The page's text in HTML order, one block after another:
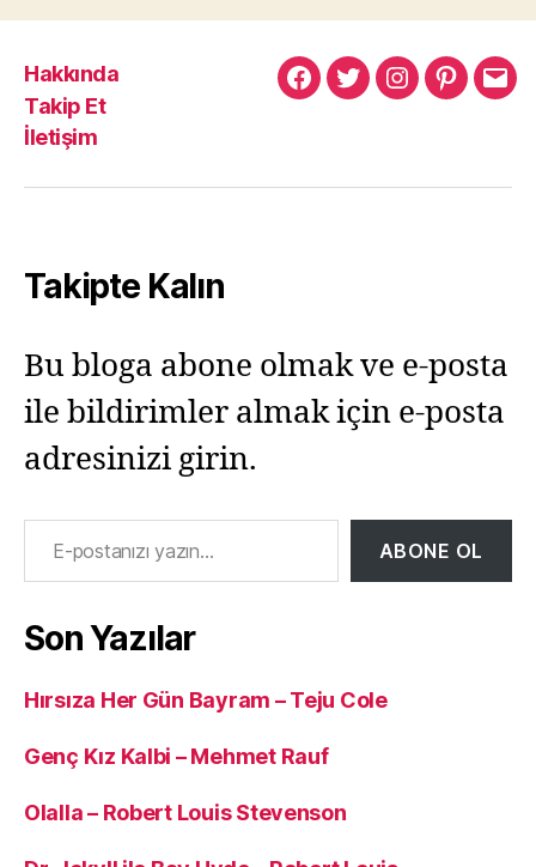
Hakkında
Takip Et
İletişim
MuratMuratMuratPinterest
Takipte Kalın
Bu bloga abone olmak ve e-posta
ile bildirimler almak için e-posta
adresinizi girin.
E-postanızı yazın…
ABONE OL
Son Yazılar
Hırsıza Her Gün Bayram – Teju Cole
Genç Kız Kalbi – Mehmet Rauf
Olalla – Robert Louis Stevenson